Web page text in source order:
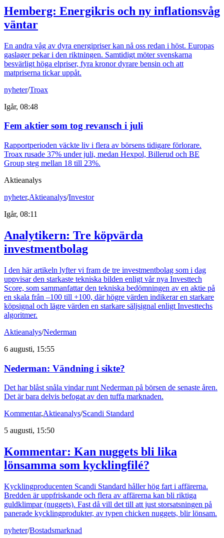
Hemberg: Energikris och ny inflationsvåg
väntar
En andra våg av dyra energipriser kan nå oss redan i höst. Europas
gaslager pekar i den riktningen. Samtidigt möter svenskarna
besvärligt höga elpriser, fyra kronor dyrare bensin och att
matpriserna tickar uppåt.
nyheter/Troax
Igår, 08:48
Fem aktier som tog revansch i juli
Rapportperioden väckte liv i flera av börsens tidigare förlorare.
Troax rusade 37% under juli, medan Hexpol, Billerud och BE
Group steg mellan 18 till 23%.
Aktieanalys
nyheter,Aktieanalys/Investor
Igår, 08:11
Analytikern: Tre köpvärda
investmentbolag
I den här artikeln lyfter vi fram de tre investmentbolag som i dag
uppvisar den starkaste tekniska bilden enligt vår nya Investtech
Score, som sammanfattar den tekniska bedömningen av en aktie på
en skala från –100 till +100, där högre värden indikerar en starkare
köpsignal och lägre värden en starkare säljsignal enligt Investtechs
algoritmer.
Aktieanalys/Nederman
6 augusti, 15:55
Nederman: Vändning i sikte?
Det har blåst snåla vindar runt Nederman på börsen de senaste åren.
Det är bara delvis befogat av den tuffa marknaden.
Kommentar,Aktieanalys/Scandi Standard
5 augusti, 15:50
Kommentar: Kan nuggets bli lika
lönsamma som kycklingfilé?
Kycklingproducenten Scandi Standard håller hög fart i affärerna.
Bredden är uppfriskande och flera av affärerna kan bli riktiga
guldklimpar (nuggets). Fast då vill det till att just storsatsningen på
panerade kycklingprodukter, av typen chicken nuggets, blir lönsam.
nyheter/Bostadsmarknad